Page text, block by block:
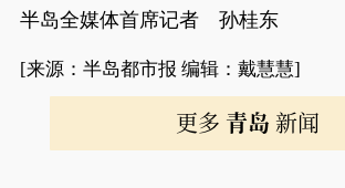
半岛全媒体首席记者 孙桂东
[来源：半岛都市报 编辑：戴慧慧]
更多 青岛 新闻